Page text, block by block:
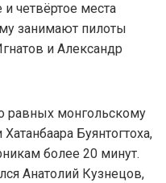
четвёртое места
занимают пилоты
и Александр
равных монгольскому
Буянтогтоха,
более 20 минут.
Анатолий Кузнецов,